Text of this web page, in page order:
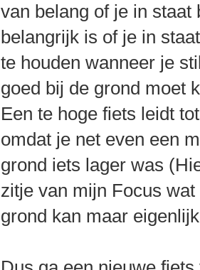
van belang of je in staat
belangrijk is of je in
te houden wanneer je
goed bij de grond moet
Een te hoge fiets leidt
omdat je net even een
grond iets lager was
zitje van mijn Focus
grond kan maar